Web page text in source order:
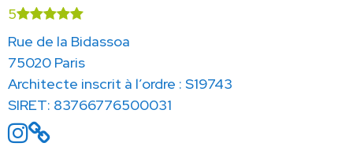
5
Rue de la Bidassoa
75020 Paris
Architecte inscrit à l’ordre : S19743
SIRET: 83766776500031